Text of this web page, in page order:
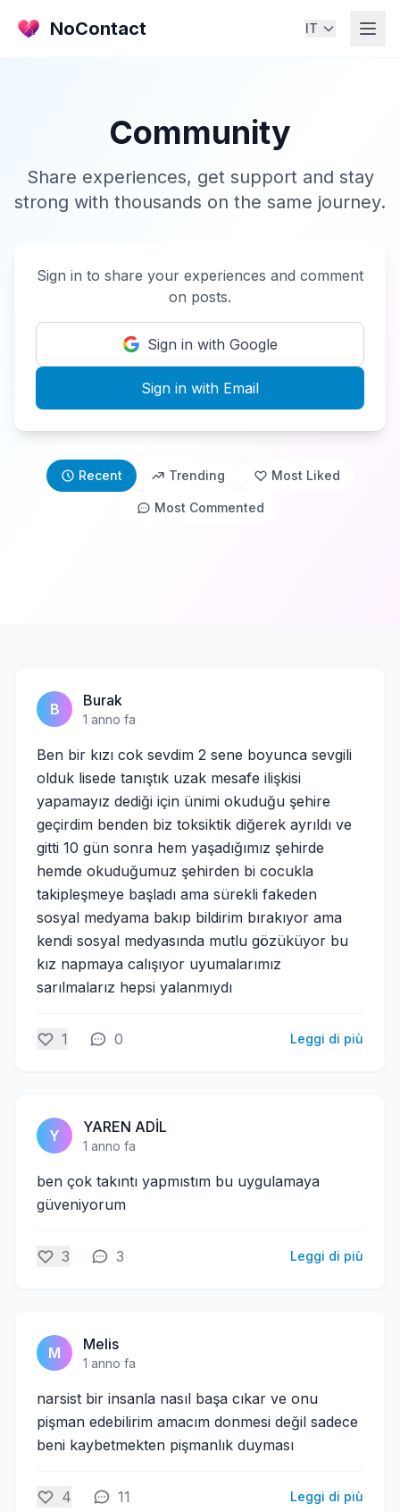
NoContact IT
Community
Share experiences, get support and stay
strong with thousands on the same journey.
Sign in to share your experiences and comment
on posts.
Sign in with Google
Sign in with Email
Recent Trending Most Liked
Most Commented
B Burak
1 anno fa
Ben bir kızı cok sevdim 2 sene boyunca sevgili
olduk lisede tanıştık uzak mesafe ilişkisi
yapamayız dediği için ünimi okuduğu şehire
geçirdim benden biz toksiktik diğerek ayrıldı ve
gitti 10 gün sonra hem yaşadığımız şehirde
hemde okuduğumuz şehirden bi cocukla
takipleşmeye başladı ama sürekli fakeden
sosyal medyama bakıp bildirim bırakıyor ama
kendi sosyal medyasında mutlu gözüküyor bu
kız napmaya calışıyor uyumalarımız
sarılmalarız hepsi yalanmıydı
1 0 Leggi di più
Y YAREN ADİL
1 anno fa
ben çok takıntı yapmıstım bu uygulamaya
güveniyorum
3 3 Leggi di più
M Melis
1 anno fa
narsist bir insanla nasıl başa cıkar ve onu
pişman edebilirim amacım donmesi değil sadece
beni kaybetmekten pişmanlık duyması
4 11 Leggi di più